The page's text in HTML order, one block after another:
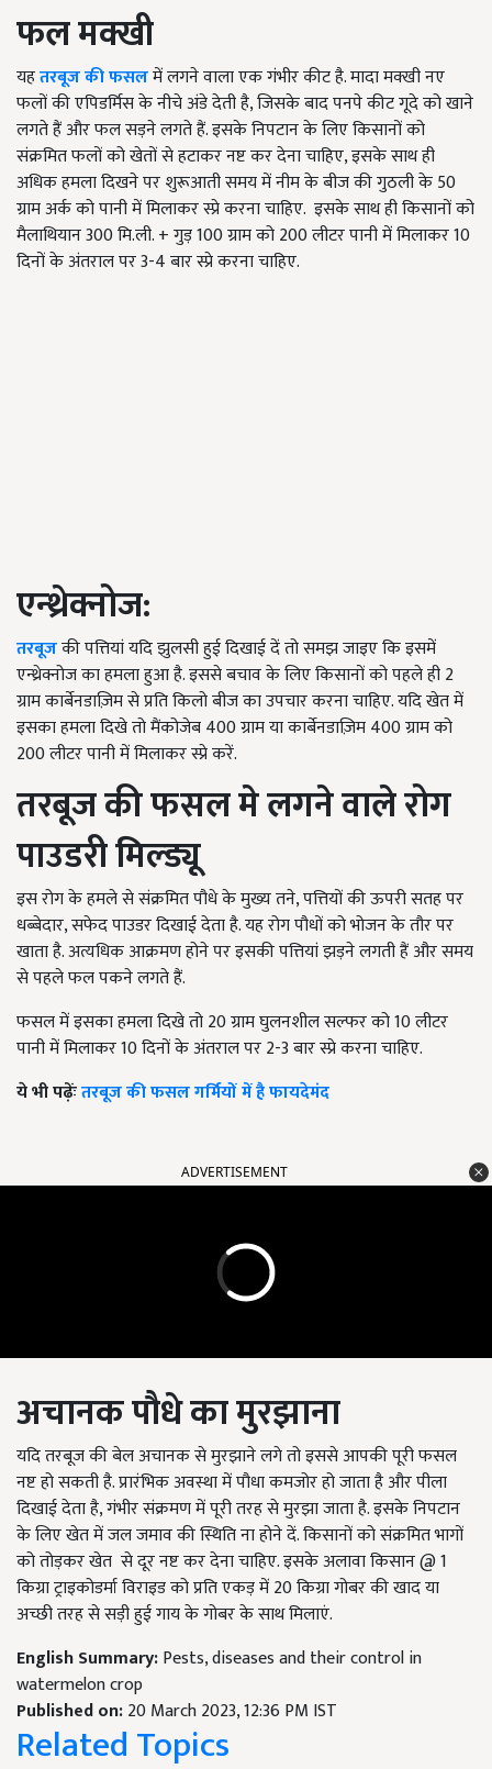
फल मक्खी
यहतरबूज की फसलमें लगने वाला एक गंभीर कीट है. मादा मक्खी नए
फलों की एपिडर्मिस के नीचे अंडे देती है, जिसके बाद पनपे कीट गूदे को खाने
लगते हैं और फल सड़ने लगते हैं. इसके निपटान के लिए किसानों को
संक्रमित फलों को खेतों से हटाकर नष्ट कर देना चाहिए, इसके साथ ही
अधिक हमला दिखने पर शुरूआती समय में नीम के बीज की गुठली के 50
ग्राम अर्क को पानी में मिलाकर स्प्रे करना चाहिए. इसके साथ ही किसानों को
मैलाथियान 300 मि.ली. + गुड़ 100 ग्राम को 200 लीटर पानी में मिलाकर 10
दिनों के अंतराल पर 3-4 बार स्प्रे करना चाहिए.
एन्थ्रेक्नोज:
तरबूजकी पत्तियां यदि झुलसी हुई दिखाई दें तो समझ जाइए कि इसमें
एन्थ्रेक्नोज का हमला हुआ है. इससे बचाव के लिए किसानों को पहले ही 2
ग्राम कार्बेनडाज़िम से प्रति किलो बीज का उपचार करना चाहिए. यदि खेत में
इसका हमला दिखे तो मैंकोजेब 400 ग्राम या कार्बेनडाज़िम 400 ग्राम को
200 लीटर पानी में मिलाकर स्प्रे करें.
तरबूज की फसल मे लगने वाले रोग
पाउडरी मिल्ड्यू
इस रोग के हमले से संक्रमित पौधे के मुख्य तने, पत्तियों की ऊपरी सतह पर
धब्बेदार, सफेद पाउडर दिखाई देता है. यह रोग पौधों को भोजन के तौर पर
खाता है. अत्यधिक आक्रमण होने पर इसकी पत्तियां झड़ने लगती हैं और समय
से पहले फल पकने लगते हैं.
फसल में इसका हमला दिखे तो 20 ग्राम घुलनशील सल्फर को 10 लीटर
पानी में मिलाकर 10 दिनों के अंतराल पर 2-3 बार स्प्रे करना चाहिए.
ये भी पढ़ेंःतरबूज की फसल गर्मियों में है फायदेमंद
ADVERTISEMENT
अचानक पौधे का मुरझाना
यदि तरबूज की बेल अचानक से मुरझाने लगे तो इससे आपकी पूरी फसल
नष्ट हो सकती है. प्रारंभिक अवस्था में पौधा कमजोर हो जाता है और पीला
दिखाई देता है, गंभीर संक्रमण में पूरी तरह से मुरझा जाता है. इसके निपटान
के लिए खेत में जल जमाव की स्थिति ना होने दें. किसानों को संक्रमित भागों
को तोड़कर खेत से दूर नष्ट कर देना चाहिए. इसके अलावा किसान @ 1
किग्रा ट्राइकोडर्मा विराइड को प्रति एकड़ में 20 किग्रा गोबर की खाद या
अच्छी तरह से सड़ी हुई गाय के गोबर के साथ मिलाएं.
English Summary:Pests, diseases and their control in
watermelon crop
Published on:20 March 2023, 12:36 PM IST
Related Topics